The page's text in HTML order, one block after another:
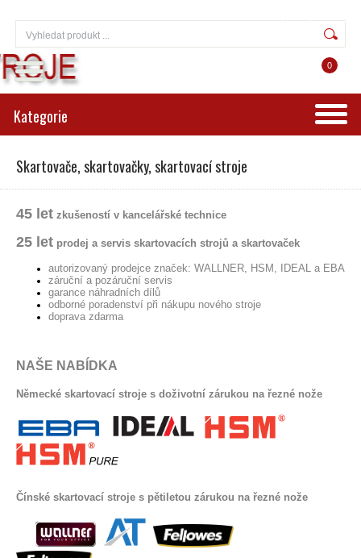
0
Kategorie
Skartovače, skartovačky, skartovací stroje
45 let zkušeností v kancelářské technice
25 let prodej a servis skartovacích strojů a skartovaček
autorizovaný prodejce značek: WALLNER, HSM, IDEAL a EBA
záruční a pozáruční servis
garance náhradních dílů
odborné poradenství při nákupu nového stroje
doprava zdarma
NAŠE NABÍDKA
Německé skartovací stroje s doživotní zárukou na řezné nože
Čínské skartovací stroje s pětiletou zárukou na řezné nože